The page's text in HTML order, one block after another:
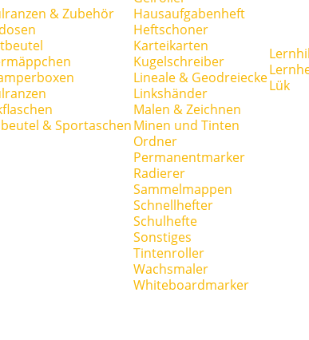
& Zubehör
& Sportaschen
Hausaufgabenheft
Heftschoner
Karteikarten
Kugelschreiber
Lineale & Geodreiecke
Linkshänder
Malen & Zeichnen
Minen und Tinten
Ordner
Permanentmarker
Radierer
Sammelmappen
Schnellhefter
Schulhefte
Sonstiges
Tintenroller
Wachsmaler
Whiteboardmarker
Lük